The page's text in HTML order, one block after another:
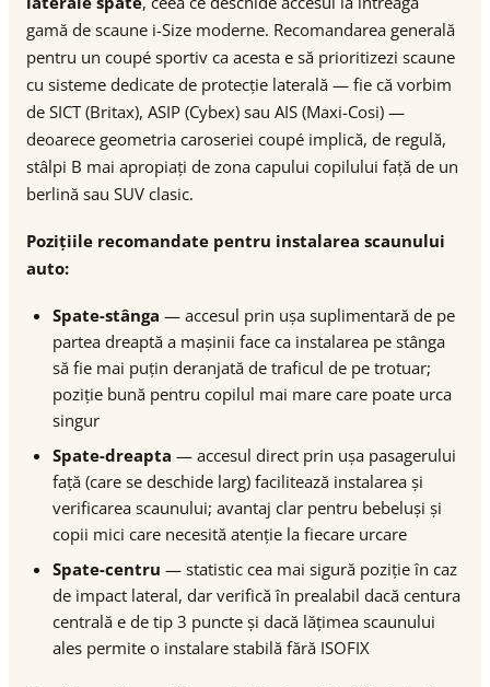
gamă de scaune i-Size moderne. Recomandarea generală
pentru un coupé sportiv ca acesta e să prioritizezi scaune
cu sisteme dedicate de protecție laterală — fie că vorbim
de SICT (Britax), ASIP (Cybex) sau AIS (Maxi-Cosi) —
deoarece geometria caroseriei coupé implică, de regulă,
stâlpi B mai apropiați de zona capului copilului față de un
berlină sau SUV clasic.
Pozițiile recomandate pentru instalarea scaunului
auto:
Spate-stânga — accesul prin ușa suplimentară de pe
partea dreaptă a mașinii face ca instalarea pe stânga
să fie mai puțin deranjată de traficul de pe trotuar;
poziție bună pentru copilul mai mare care poate urca
singur
Spate-dreapta — accesul direct prin ușa pasagerului
față (care se deschide larg) facilitează instalarea și
verificarea scaunului; avantaj clar pentru bebeluși și
copii mici care necesită atenție la fiecare urcare
Spate-centru — statistic cea mai sigură poziție în caz
de impact lateral, dar verifică în prealabil dacă centura
centrală e de tip 3 puncte și dacă lățimea scaunului
ales permite o instalare stabilă fără ISOFIX